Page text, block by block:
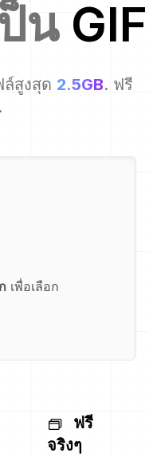
น GIF
สูงสุด 2.5GB. ฟรี
เพื่อเลือก
ฟรี
จริงๆ